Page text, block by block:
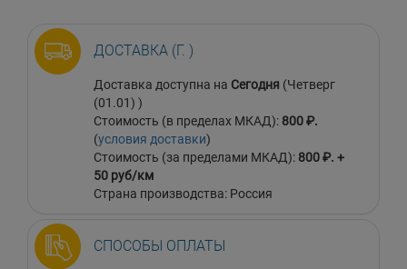
ДОСТАВКА (Г. )
Доставка доступна на Сегодня (Четверг
(01.01) )
Стоимость (в пределах МКАД): 800 ₽.
(условия доставки)
Стоимость (за пределами МКАД): 800 ₽. +
50 руб/км
Страна производства: Россия
СПОСОБЫ ОПЛАТЫ